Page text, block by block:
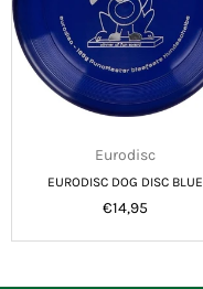
Eurodisc
EURODISC DOG DISC BLUE
Normale
€14,95